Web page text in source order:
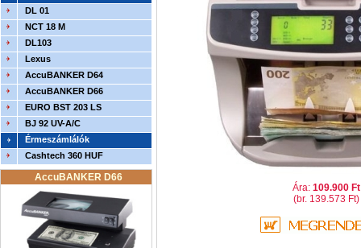
DL 01
NCT 18 M
DL103
Lexus
AccuBANKER D64
AccuBANKER D66
EURO BST 203 LS
BJ 92 UV-A/C
Érmeszámlálók
Cashtech 360 HUF
AccuBANKER D66
Ára: 109.900 Ft
(br. 139.573 Ft)